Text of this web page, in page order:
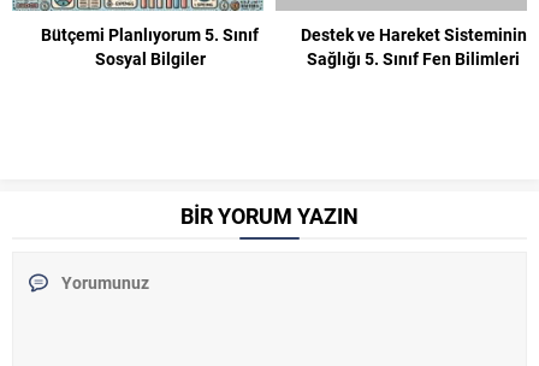
Bütçemi Planlıyorum 5. Sınıf
Sosyal Bilgiler
Destek ve Hareket Sisteminin
Sağlığı 5. Sınıf Fen Bilimleri
BİR YORUM YAZIN